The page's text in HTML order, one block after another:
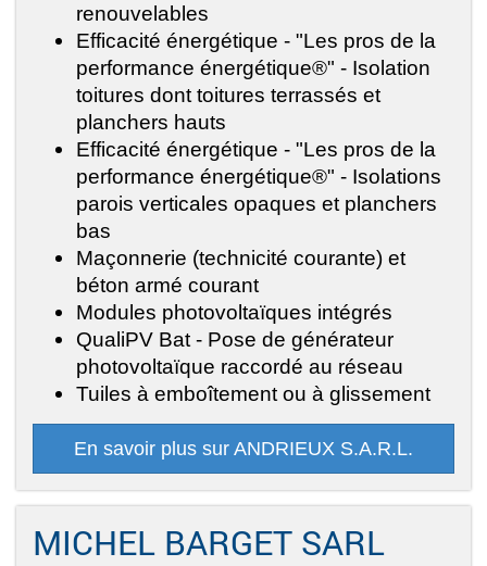
renouvelables
Efficacité énergétique - "Les pros de la
performance énergétique®" - Isolation
toitures dont toitures terrassés et
planchers hauts
Efficacité énergétique - "Les pros de la
performance énergétique®" - Isolations
parois verticales opaques et planchers
bas
Maçonnerie (technicité courante) et
béton armé courant
Modules photovoltaïques intégrés
QualiPV Bat - Pose de générateur
photovoltaïque raccordé au réseau
Tuiles à emboîtement ou à glissement
En savoir plus sur ANDRIEUX S.A.R.L.
MICHEL BARGET SARL